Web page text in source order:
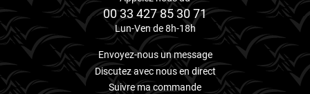
00 33 427 85 30 71
Lun-Ven de 8h-18h
Envoyez-nous un message
Discutez avec nous en direct
Suivre ma commande